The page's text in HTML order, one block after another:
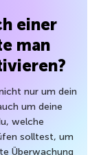
einer
man
nur um dein
um deine
welche
solltest, um
Überwachung